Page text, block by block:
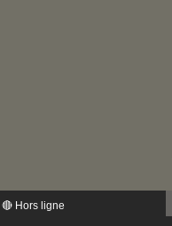
🔴 Hors ligne